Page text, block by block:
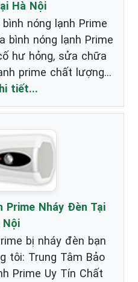
Hà Nội
nóng lạnh Prime
bình nóng lạnh Prime
hư hỏng, sửa chữa
prime chất lượng...
tiết...
Prime Nháy Đèn Tại
Nội
bị nháy đèn bạn
tôi: Trung Tâm Bảo
Prime Uy Tín Chất